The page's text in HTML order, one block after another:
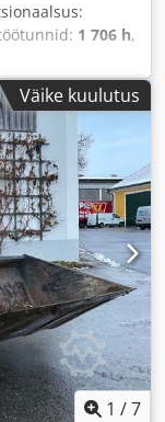
1 706 h,
, tagumise
number:
kabiin,
Väike kuulutus
1 /7